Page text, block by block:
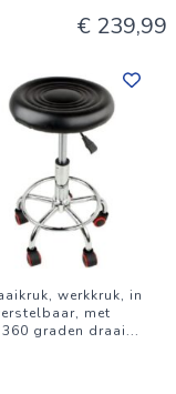
€ 239,99
werkkruk, in
met
graden draai...